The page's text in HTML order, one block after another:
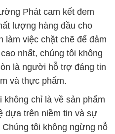
Phát cam kết đem
lượng hàng đầu cho
làm việc chặt chẽ để đảm
nhất, chúng tôi không
là người hỗ trợ đáng tin
và thực phẩm.
chỉ là về sản phẩm
dựa trên niềm tin và sự
tôi không ngừng nỗ